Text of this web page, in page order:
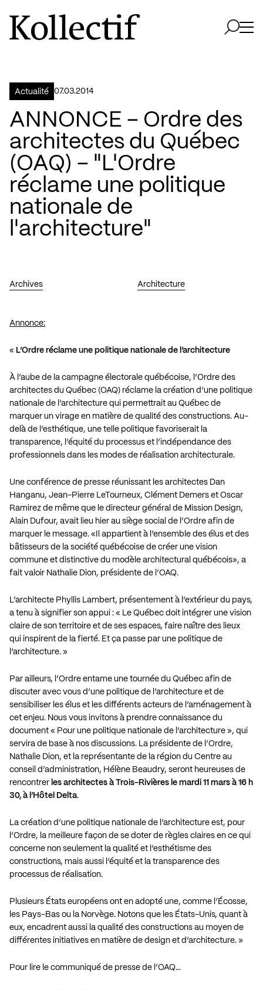
Aller à la page d'accueil
Logo Kollectif
Actualité 07.03.2014
ANNONCE – Ordre des
architectes du Québec
(OAQ) – "L'Ordre
réclame une politique
nationale de
l'architecture"
Archives Architecture
Annonce:
« L’Ordre réclame une politique nationale de l’architecture
À l’aube de la campagne électorale québécoise, l’Ordre des
architectes du Québec (OAQ) réclame la création d’une politique
nationale de l’architecture qui permettrait au Québec de
marquer un virage en matière de qualité des constructions. Au-
delà de l’esthétique, une telle politique favoriserait la
transparence, l’équité du processus et l’indépendance des
professionnels dans les modes de réalisation architecturale.
Une conférence de presse réunissant les architectes Dan
Hanganu, Jean-Pierre LeTourneux, Clément Demers et Oscar
Ramirez de même que le directeur général de Mission Design,
Alain Dufour, avait lieu hier au siège social de l’Ordre afin de
marquer le message. «Il appartient à l’ensemble des élus et des
bâtisseurs de la société québécoise de créer une vision
commune et distinctive du modèle architectural québécois», a
fait valoir Nathalie Dion, présidente de l’OAQ.
L’architecte Phyllis Lambert, présentement à l’extérieur du pays,
a tenu à signifier son appui : « Le Québec doit intégrer une vision
claire de son territoire et de ses espaces, faire naître des lieux
qui inspirent de la fierté. Et ça passe par une politique de
l’architecture. »
Par ailleurs, l’Ordre entame une tournée du Québec afin de
discuter avec vous d’une politique de l’architecture et de
sensibiliser les élus et les différents acteurs de l’aménagement à
cet enjeu. Nous vous invitons à prendre connaissance du
document « Pour une politique nationale de l’architecture », qui
servira de base à nos discussions. La présidente de l’Ordre,
Nathalie Dion, et la représentante de la région du Centre au
conseil d’administration, Hélène Beaudry, seront heureuses de
rencontrer les architectes à Trois-Rivières le mardi 11 mars à 16 h
30, à l’Hôtel Delta.
La création d’une politique nationale de l’architecture est, pour
l’Ordre, la meilleure façon de se doter de règles claires en ce qui
concerne non seulement la qualité et l’esthétisme des
constructions, mais aussi l’équité et la transparence des
processus de réalisation.
Plusieurs États européens ont en adopté une, comme l’Écosse,
les Pays-Bas ou la Norvège. Notons que les États-Unis, quant à
eux, encadrent aussi la qualité des constructions au moyen de
différentes initiatives en matière de design et d’architecture. »
Pour lire le communiqué de presse de l’OAQ…